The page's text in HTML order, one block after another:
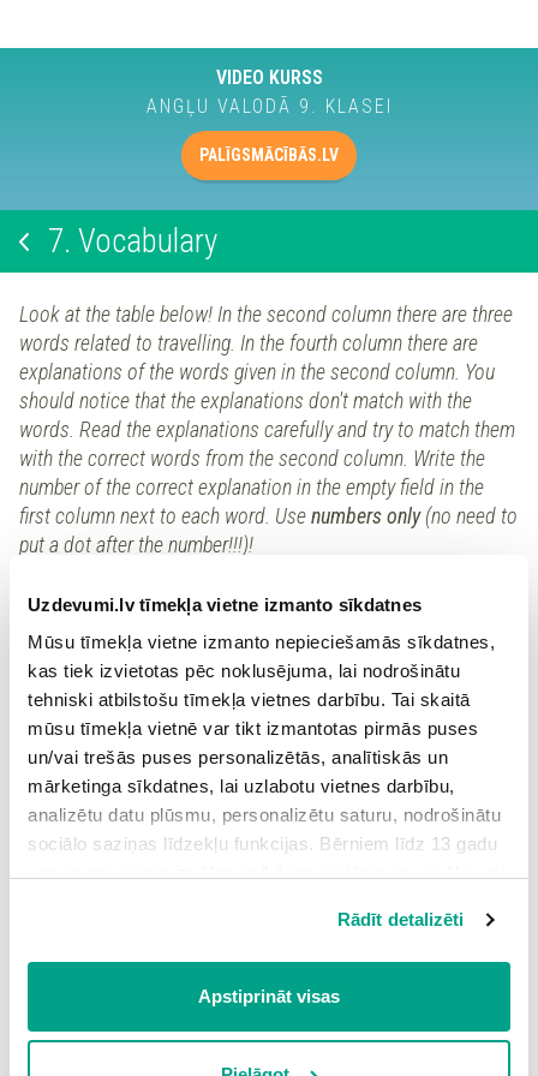
Uzdevumi.lv tīmekļa vietne izmanto sīkdatnes
Mūsu tīmekļa vietne izmanto nepieciešamās sīkdatnes,
kas tiek izvietotas pēc noklusējuma, lai nodrošinātu
tehniski atbilstošu tīmekļa vietnes darbību. Tai skaitā
mūsu tīmekļa vietnē var tikt izmantotas pirmās puses
un/vai trešās puses personalizētās, analītiskās un
mārketinga sīkdatnes, lai uzlabotu vietnes darbību,
analizētu datu plūsmu, personalizētu saturu, nodrošinātu
sociālo saziņas līdzekļu funkcijas. Bērniem līdz 13 gadu
Spiežot uz pogas “Apstiprināt visas”, Jūs piekrītat visām
sīkdatnēm, kas atrodas šajā tīmekļa vietnē, ieskaitot
trešo pušu mārketinga sīkdatnes. Spiežot uz pogas
vietnē, izņemot “Nepieciešamās” sīkdatnes, kuru
Rādīt detalizēti
Apstiprināt visas
VIDEO KURSS
ANGĻU VALODĀ 9. KLASEI
PALĪGSMĀCĪBĀS.LV
7. Vocabulary
Look at the table below! In the second column there are three
words related to travelling. In the fourth column there are
explanations of the words given in the second column. You
should notice that the explanations don't match with the
words. Read the explanations carefully and try to match them
with the correct words from the second column. Write the
number of the correct explanation in the empty field in the
first column next to each word. Usenumbers only(no need to
put a dot after the number!!!)!
airport 1.
a recreation area in the country,
equipped with extensive facilities for
sports
ferry 2.
an airfield equipped with control
tower and hangers as well as
accommodations for passengers
and cargo
a boat that transports people or
Ieiet portālā
vaiReģistrēties